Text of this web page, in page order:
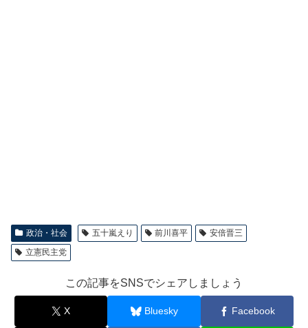
政治・社会 五十嵐えり 前川喜平
安倍晋三
立憲民主党
この記事をSNSでシェアしましょう
X Bluesky Facebook